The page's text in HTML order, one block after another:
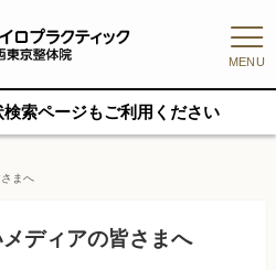
MENU
検索ページもご利用ください
まへ
ディアの皆さまへ